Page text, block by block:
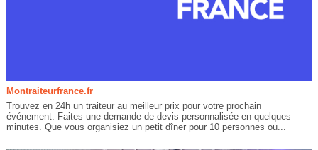
Montraiteurfrance.fr
Trouvez en 24h un traiteur au meilleur prix pour votre prochain
événement. Faites une demande de devis personnalisée en quelques
minutes. Que vous organisiez un petit dîner pour 10 personnes ou...